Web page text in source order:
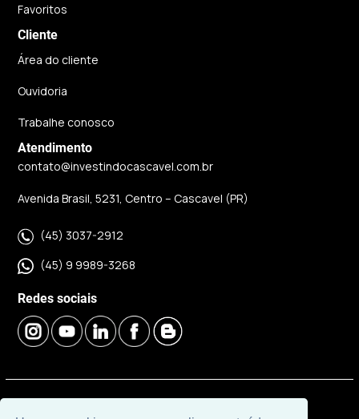
Favoritos
Cliente
Área do cliente
Ouvidoria
Trabalhe conosco
Atendimento
contato@investindocascavel.com.br
Avenida Brasil, 5231, Centro – Cascavel (PR)
(45) 3037-2912
(45) 9 9989-3268
Redes sociais
© 2026 | Imobiliária Investindo Cascavel | CRECI J06120 |